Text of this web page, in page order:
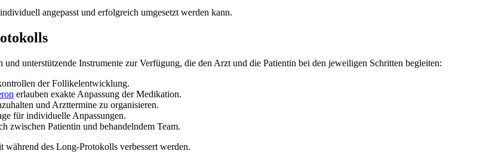
angepasst und erfolgreich umgesetzt werden kann.
unterstützende Instrumente zur Verfügung, die den Arzt und die Patientin bei den jeweiligen Schritten begleiten:
der Follikelentwicklung.
erlauben exakte Anpassung der Medikation.
und Arzttermine zu organisieren.
für individuelle Anpassungen.
zwischen Patientin und behandelndem Team.
des Long-Protokolls verbessert werden.